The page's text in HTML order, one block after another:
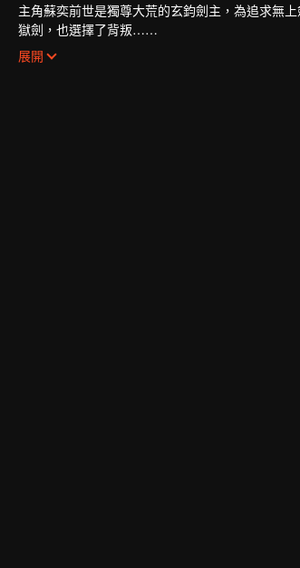
主角蘇奕前世是獨尊大荒的玄鈞劍主，為追求無
獄劍，也選擇了背叛……
轉世後，蘇奕的新身份是世俗國度大周玉京城蘇
離家出走，前往青河劍府修行。
展開